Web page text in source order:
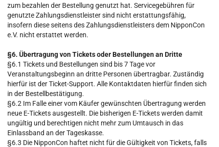
zum bezahlen der Bestellung genutzt hat. Servicegebühren für
genutzte Zahlungsdienstleister sind nicht erstattungsfähig,
insofern diese seitens des Zahlungsdienstleisters dem NipponCon
e.V. nicht erstattet werden.
§6. Übertragung von Tickets oder Bestellungen an Dritte
§6.1 Tickets und Bestellungen sind bis 7 Tage vor
Veranstaltungsbeginn an dritte Personen übertragbar. Zuständig
hierfür ist der Ticket-Support. Alle Kontaktdaten hierfür finden sich
in der Bestellbestätigung.
§6.2 Im Falle einer vom Käufer gewünschten Übertragung werden
neue E-Tickets ausgestellt. Die bisherigen E-Tickets werden damit
ungültig und berechtigen nicht mehr zum Umtausch in das
Einlassband an der Tageskasse.
§6.3 Die NipponCon haftet nicht für die Gültigkeit von Tickets, falls